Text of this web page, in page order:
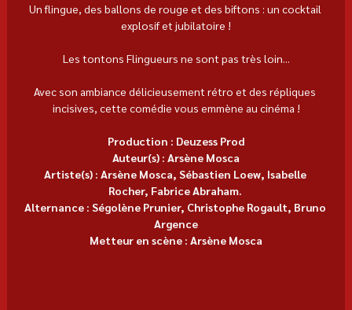
Un flingue, des ballons de rouge et des biftons : un cocktail
explosif et jubilatoire !
Les tontons Flingueurs ne sont pas très loin...
Avec son ambiance délicieusement rétro et des répliques
incisives, cette comédie vous emmène au cinéma !
Production : Deuzess Prod
Auteur(s) : Arsène Mosca
Artiste(s) : Arsène Mosca, Sébastien Loew, Isabelle
Rocher, Fabrice Abraham.
Alternance : Ségolène Prunier, Christophe Rogault, Bruno
Argence
Metteur en scène : Arsène Mosca